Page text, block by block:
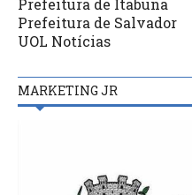
Prefeitura de Itabuna
Prefeitura de Salvador
UOL Notícias
MARKETING JR